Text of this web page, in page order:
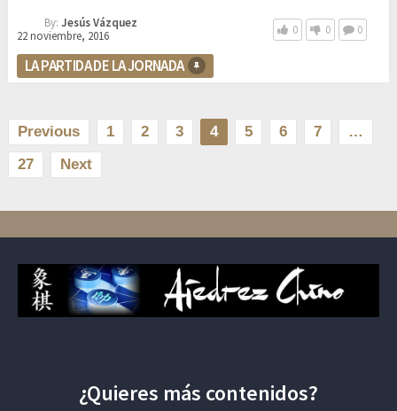
By: Jesús Vázquez
22 noviembre, 2016
0 0 0
LA PARTIDA DE LA JORNADA
Paginación
de
entradas
Previous 1 2 3 4 5 6 7
…
27
Next
¿Quieres más contenidos?